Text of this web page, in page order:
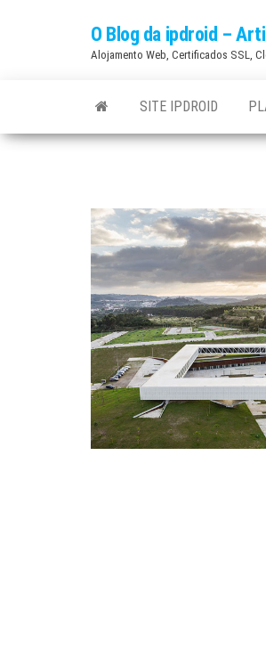
O Blog da ipdroid –
Alojamento Web, Certificados SSL,
SITE IPDROID